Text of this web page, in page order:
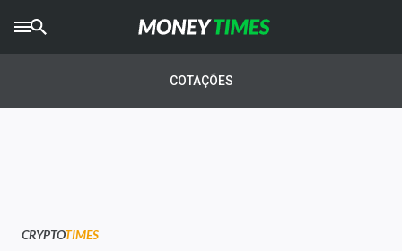
AGROTIMES
Newsletters
COTAÇÕES
CRYPTOTIMES